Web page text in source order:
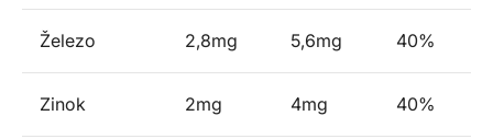
Železo 2,8mg 5,6mg 40%
Zinok 2mg 4mg 40%